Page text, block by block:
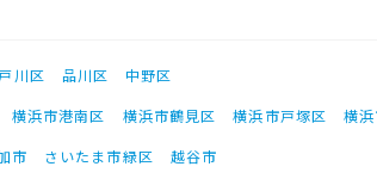
川区 品川区
中野区
横浜市港南区 横浜市鶴見区 横浜市戸塚区
横
市 さいたま市緑区
越谷市